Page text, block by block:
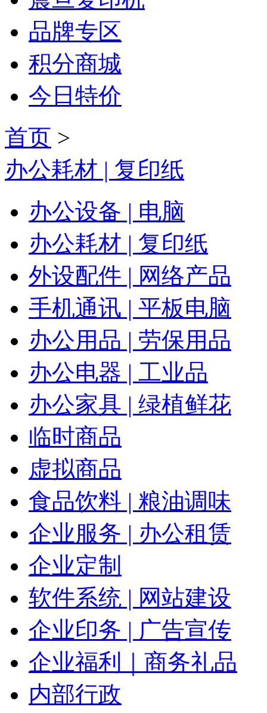
品牌专区
积分商城
今日特价
首页 >
办公耗材 | 复印纸
办公设备 | 电脑
办公耗材 | 复印纸
外设配件 | 网络产品
手机通讯 | 平板电脑
办公用品 | 劳保用品
办公电器 | 工业品
办公家具 | 绿植鲜花
临时商品
虚拟商品
食品饮料 | 粮油调味
企业服务 | 办公租赁
企业定制
软件系统 | 网站建设
企业印务 | 广告宣传
企业福利｜商务礼品
内部行政